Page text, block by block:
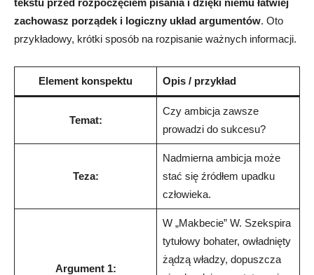
tekstu przed rozpoczęciem pisania i dzięki niemu łatwiej
zachowasz porządek i logiczny układ argumentów. Oto
przykładowy, krótki sposób na rozpisanie ważnych informacji.
Element konspektu Opis / przykład
Temat:
Czy ambicja zawsze
prowadzi do sukcesu?
Teza:
Nadmierna ambicja może
stać się źródłem upadku
człowieka.
Argument 1:
W „Makbecie” W. Szekspira
tytułowy bohater, owładnięty
żądzą władzy, dopuszcza